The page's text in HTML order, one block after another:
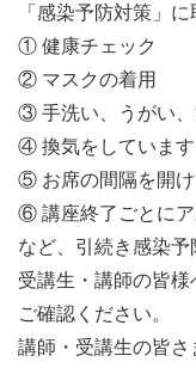
「感染予防対策」
① 健康チェック
② マスクの着用
③ 手洗い、うがい
④ 換気をしています
⑤ お席の間隔を開
⑥ 講座終了ごとに
など、引続き感染予
受講生・講師の皆
ご確認ください。
講師・受講生の皆